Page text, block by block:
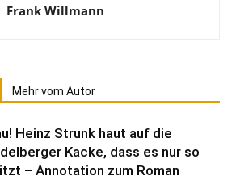
Frank Willmann
Mehr vom Autor
Heinz Strunk haut auf die
Kacke, dass es nur so
– Annotation zum Roman